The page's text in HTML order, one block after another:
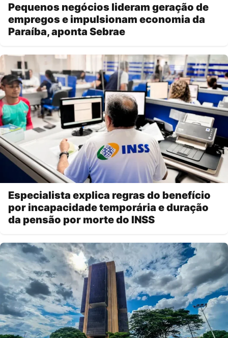
Pequenos negócios lideram geração de
empregos e impulsionam economia da
Paraíba, aponta Sebrae
Especialista explica regras do benefício
por incapacidade temporária e duração
da pensão por morte do INSS